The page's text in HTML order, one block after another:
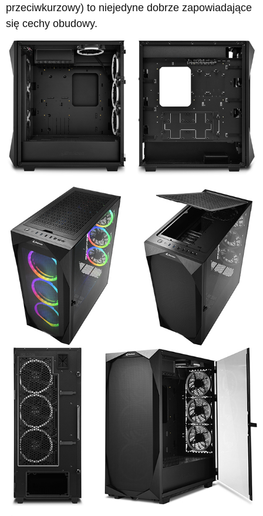
przeciwkurzowy) to niejedyne dobrze zapowiadające
się cechy obudowy.